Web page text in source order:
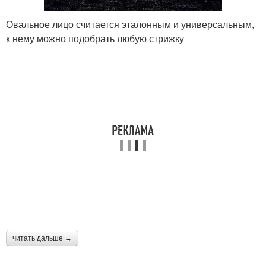
Овальное лицо считается эталонным и универсальным,
к нему можно подобрать любую стрижку
читать дальше →